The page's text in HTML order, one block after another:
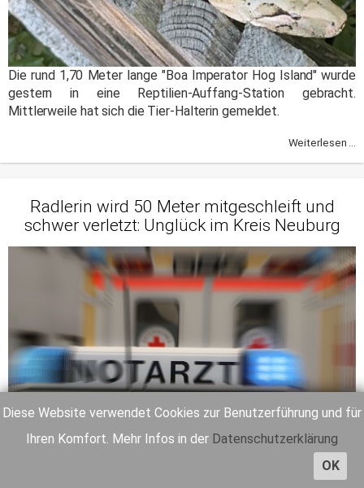
Diese Website verwendet Cookies zur Benutzerführung und für
Ihren Komfort. Mehr Infos in der Datenschutzerklärung
OK
Die rund 1,70 Meter lange "Boa Imperator Hog Island" wurde
gestern in eine Reptilien-Auffang-Station gebracht.
Mittlerweile hat sich die Tier-Halterin gemeldet.
Weiterlesen ...
Radlerin wird 50 Meter mitgeschleift und
schwer verletzt: Unglück im Kreis Neuburg